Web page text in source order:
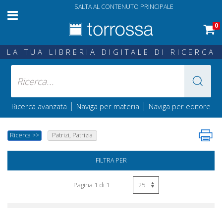
SALTA AL CONTENUTO PRINCIPALE
0
LA TUA LIBRERIA DIGITALE DI RICERCA
Ricerca avanzata | Naviga per materia | Naviga per editore
Ricerca >> Patrizi, Patrizia
FILTRA PER
Pagina 1 di 1